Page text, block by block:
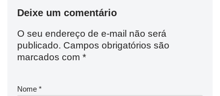
Deixe um comentário
O seu endereço de e-mail não será
publicado. Campos obrigatórios são
marcados com *
Nome *